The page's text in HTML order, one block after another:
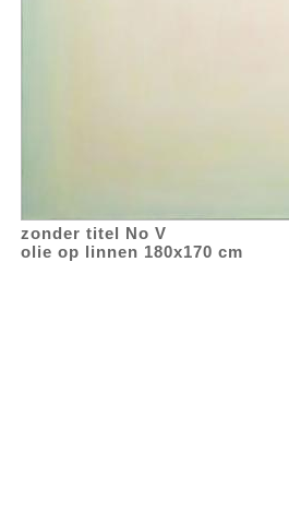
zonder titel No V
olie op linnen 180x170 cm